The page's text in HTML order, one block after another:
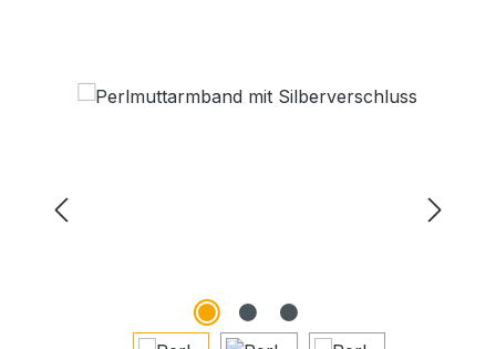
Bildergalerie überspringen